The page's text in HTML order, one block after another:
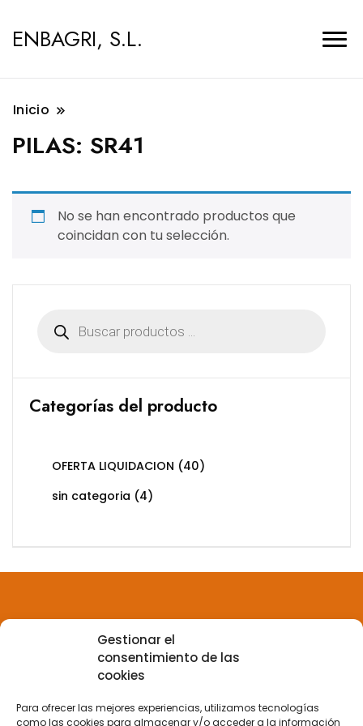
Gestionar el
consentimiento de las
cookies
Para ofrecer las mejores experiencias, utilizamos tecnologías
como las cookies para almacenar y/o acceder a la información
ENBAGRI, S.L.
Inicio
PILAS: SR41
No se han encontrado productos que
coincidan con tu selección.
productos
Categorías del producto
OFERTA LIQUIDACION (40)
sin categoria (4)
Política de privacidad